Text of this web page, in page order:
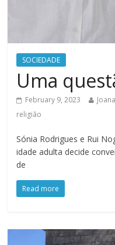
SOCIEDADE
Uma
February 9, 2023
religião
Sónia Rodrigues e Rui
idade adulta decide
de
Read more